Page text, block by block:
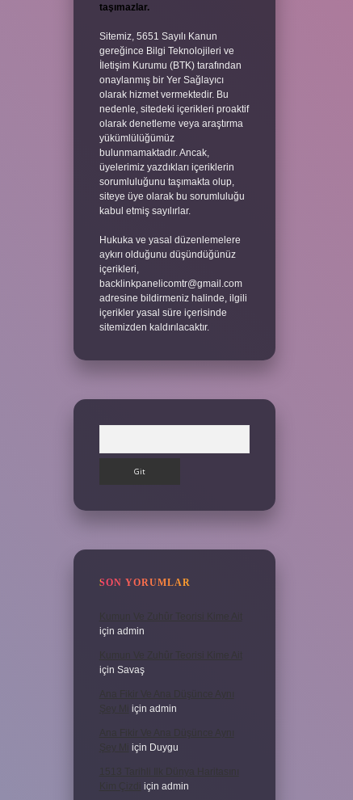
taşımazlar.
Sitemiz, 5651 Sayılı Kanun
gereğince Bilgi Teknolojileri ve
İletişim Kurumu (BTK) tarafından
onaylanmış bir Yer Sağlayıcı
olarak hizmet vermektedir. Bu
nedenle, sitedeki içerikleri proaktif
olarak denetleme veya araştırma
yükümlülüğümüz
bulunmamaktadır. Ancak,
üyelerimiz yazdıkları içeriklerin
sorumluluğunu taşımakta olup,
siteye üye olarak bu sorumluluğu
kabul etmiş sayılırlar.
Hukuka ve yasal düzenlemelere
aykırı olduğunu düşündüğünüz
içerikleri,
backlinkpanelicomtr@gmail.com
adresine bildirmeniz halinde, ilgili
içerikler yasal süre içerisinde
sitemizden kaldırılacaktır.
SON YORUMLAR
Kumun Ve Zuhûr Teorisi Kime Ait
için admin
Kumun Ve Zuhûr Teorisi Kime Ait
için Savaş
Ana Fikir Ve Ana Düşünce Aynı
Şey Mi için admin
Ana Fikir Ve Ana Düşünce Aynı
Şey Mi için Duygu
1513 Tarihli Ilk Dünya Haritasını
Kim Çizdi
için admin